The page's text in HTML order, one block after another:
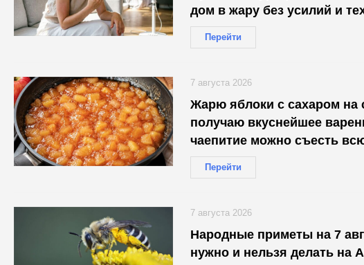
дом в жару без усилий и
Перейти
Жарю яблоки с сахаром на
получаю вкуснейшее
чаепитие можно съесть
Перейти
7 августа 2026
Народные приметы на 7
нужно и нельзя делать на
7 августа 2026